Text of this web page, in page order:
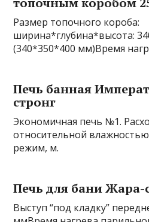
Размер топочного короба:
ширина*глубина*высота:
(340*350*400 мм)Время
Печь банная
стронг
Экономичная печь №1.
относительной
режим, м.
Печь для бани Жара-
Выступ “под кладку”